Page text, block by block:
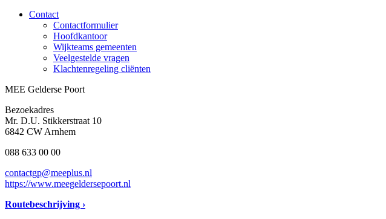
Contact
Contactformulier
Hoofdkantoor
Wijkteams gemeenten
Veelgestelde vragen
Klachtenregeling cliënten
MEE Gelderse Poort
Bezoekadres
Mr. D.U. Stikkerstraat 10
6842 CW Arnhem
088 633 00 00
contactgp@meeplus.nl
https://www.meegeldersepoort.nl
Routebeschrijving ›